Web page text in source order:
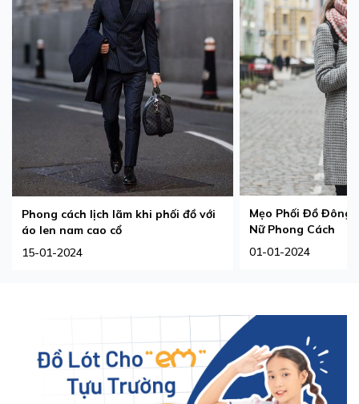
Phong cách lịch lãm khi phối đồ với
áo len nam cao cổ
15-01-2024
Mẹo Phối Đồ Đông
Nữ Phong Cách
01-01-2024